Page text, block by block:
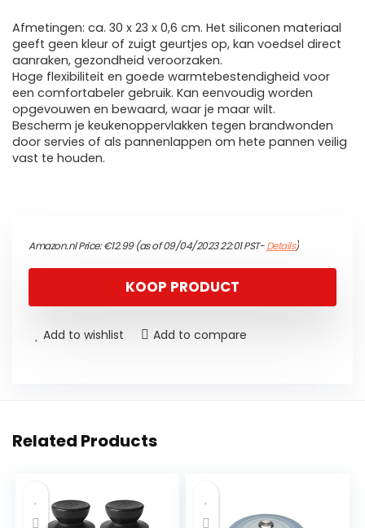
Afmetingen: ca. 30 x 23 x 0,6 cm. Het siliconen materiaal
geeft geen kleur of zuigt geurtjes op, kan voedsel direct
aanraken, gezondheid veroorzaken.
Hoge flexibiliteit en goede warmtebestendigheid voor
een comfortabeler gebruik. Kan eenvoudig worden
opgevouwen en bewaard, waar je maar wilt.
Bescherm je keukenoppervlakken tegen brandwonden
door servies of als pannenlappen om hete pannen veilig
vast te houden.
Amazon.nl Price:€12.99(as of 09/04/2023 22:01 PST-Details)
KOOP PRODUCT
Add to wishlist Add to compare
Related Products